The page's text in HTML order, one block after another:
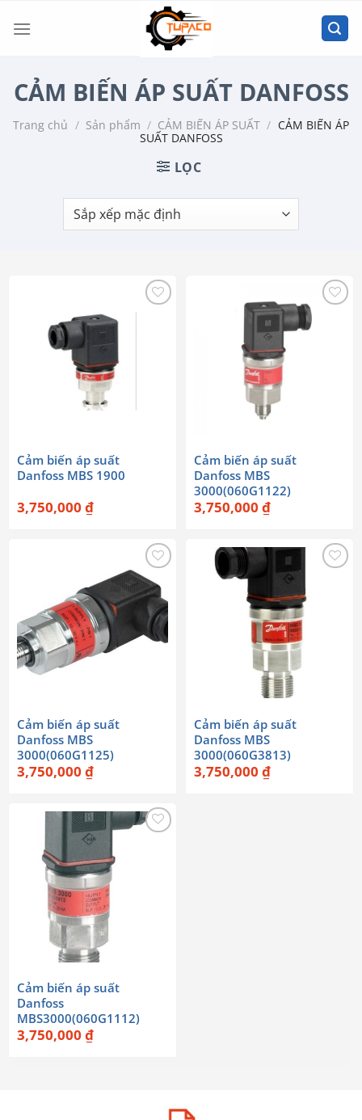
đến
CẢM BIẾN ÁP SUẤT DANFOSS
Trang chủ / Sản phẩm / CẢM BIẾN ÁP SUẤT / CẢM BIẾN ÁP
SUẤT DANFOSS
LỌC
Cảm biến áp suất
Danfoss MBS 1900
3,750,000 ₫
Cảm biến áp suất
Danfoss MBS
3000(060G1122)
3,750,000 ₫
Cảm biến áp suất
Danfoss MBS
3000(060G1125)
3,750,000 ₫
Cảm biến áp suất
Danfoss MBS
3000(060G3813)
3,750,000 ₫
Cảm biến áp suất
Danfoss
MBS3000(060G1112)
3,750,000 ₫